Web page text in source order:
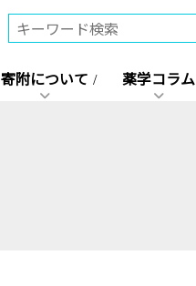
寄附について 薬学コラム